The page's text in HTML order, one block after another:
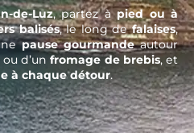
de-Luz, partez àpied ou à
balisés, le long defalaises,
pause gourmandeautour
ou d’unfromage de brebis, et
à chaque détour.